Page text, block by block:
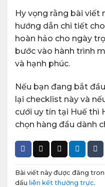
Hy vọng rằng bài viết
hướng dẫn chi tiết
hoàn hảo cho ngày
bước vào hành trình
và hạnh phúc.
Nếu bạn đang bắt
lại checklist này và
cưới uy tín tại Huế thì
chọn hàng đầu dành
Bài viết này được đăng
dấu liên kết thường trực.